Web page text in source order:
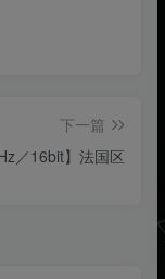
下一篇
／16bit】法国区